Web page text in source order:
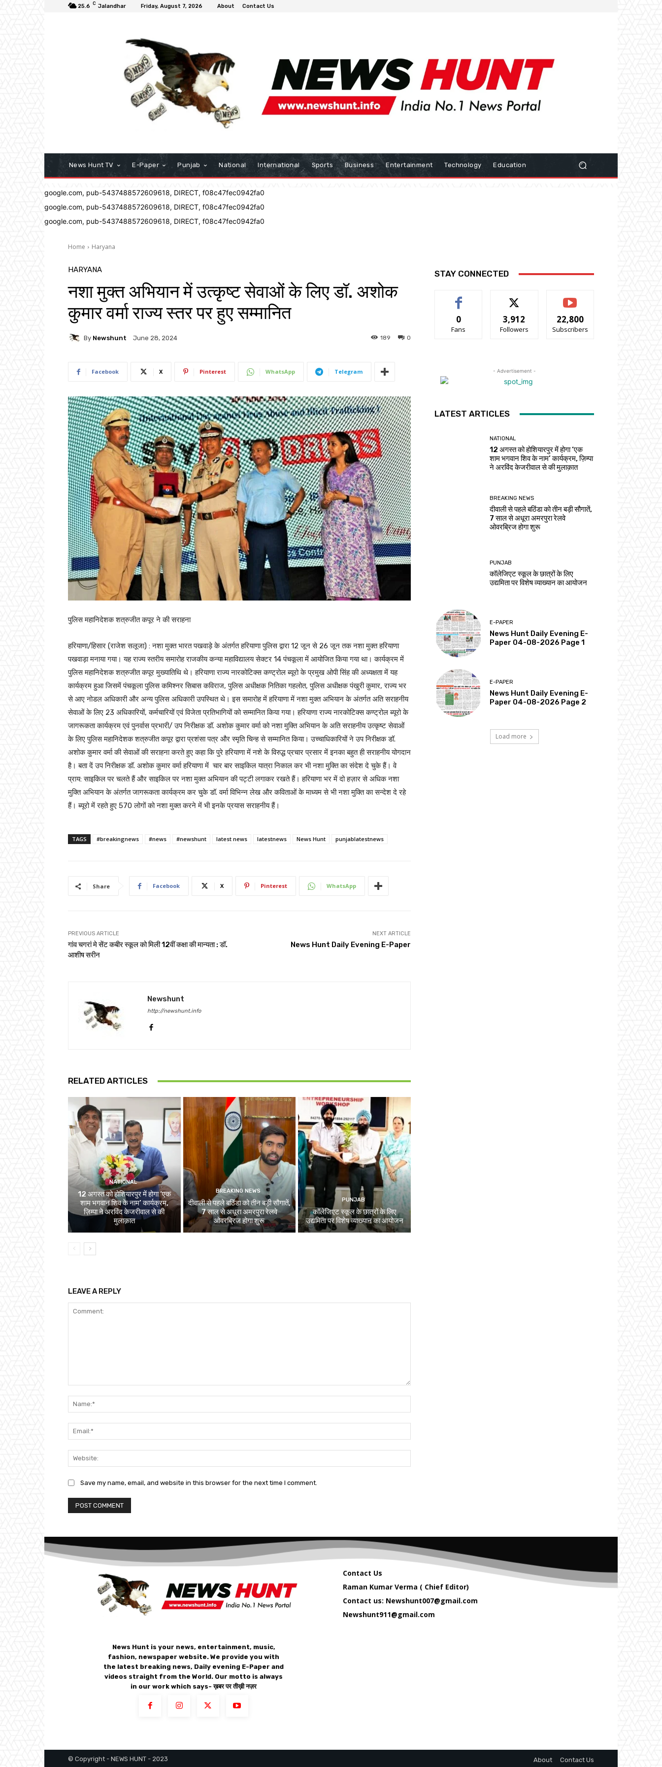
25.6 C Jalandhar Friday, August 7, 2026 About Contact Us
News Hunt TV E-Paper Punjab National International Sports Business Entertainment Technology Education
google.com, pub-5437488572609618, DIRECT, f08c47fec0942fa0
google.com, pub-5437488572609618, DIRECT, f08c47fec0942fa0
google.com, pub-5437488572609618, DIRECT, f08c47fec0942fa0
Home Haryana
HARYANA
नशा मुक्त अभियान में उत्कृष्ट सेवाओं के लिए डॉ. अशोक
कुमार वर्मा राज्य स्तर पर हुए सम्मानित
By Newshunt June 28, 2024 0
189
Facebook X Pinterest WhatsApp Telegram
पुलिस महानिदेशक शत्रुजीत कपूर ने की सराहना
हरियाणा/हिसार (राजेश सलूजा) : नशा मुक्त भारत पखवाड़े के अंतर्गत हरियाणा पुलिस द्वारा 12 जून से 26 जून तक नशा मुक्त हरियाणा
पखवाड़ा मनाया गया। यह राज्य स्तरीय समारोह राजकीय कन्या महाविद्यालय सेक्टर 14 पंचकूला में आयोजित किया गया था। कार्यक्रम में
पुलिस महानिदेशक शत्रुजीत कपूर मुख्यातिथि थे। हरियाणा राज्य नारकोटिक्स कण्ट्रोल ब्यूरो के प्रमुख ओपी सिंह की अध्यक्षता में यह
कार्यक्रम हुआ जिसमें पंचकूला पुलिस कमिश्नर सिबास कविराज, पुलिस अधीक्षक नितिका गहलोत, पुलिस अधीक्षक पंखुरी कुमार, राज्य भर
से आए नोडल अधिकारी और अन्य पुलिस अधिकारी उपस्थित थे। इस समारोह में हरियाणा में नशा मुक्त अभियान के अंतर्गत अति सराहनीय
सेवाओं के लिए 23 अधिकारियों, कर्मचारियों एवं विजेता प्रतिभागियों को सम्मानित किया गया। हरियाणा राज्य नारकोटिक्स कण्ट्रोल ब्यूरो के
जागरूकता कार्यक्रम एवं पुनर्वास प्रभारी/ उप निरीक्षक डॉ. अशोक कुमार वर्मा को नशा मुक्ति अभियान के अति सराहनीय उत्कृष्ट सेवाओं
के लिए पुलिस महानिदेशक शत्रुजीत कपूर द्वारा प्रशंसा पत्र और स्मृति चिन्ह से सम्मानित किया। उच्चाधिकारियों ने उप निरीक्षक डॉ.
अशोक कुमार वर्मा की सेवाओं की सराहना करते हुए कहा कि पुरे हरियाणा में नशे के विरुद्ध प्रचार प्रसार में इनका बहुत ही सराहनीय योगदान
है। बता दें उप निरीक्षक डॉ. अशोक कुमार वर्मा हरियाणा में चार बार साइकिल यात्रा निकाल कर भी नशा मुक्ति का संदेश दे चुके हैं। वे
प्राय: साइकिल पर चलते हैं और साइकिल पर नशा मुक्त अभियान की पट्टी लगाकर रखते हैं। हरियाणा भर में दो हज़ार से अधिक नशा
मुक्ति अभियान के अंतर्गत जागरूकता कार्यक्रम कर चुके डॉ. वर्मा विभिन्न लेख और कविताओं के माध्यम से भी नशा मुक्ति का सन्देश दे रहे
हैं। ब्यूरो में रहते हुए 570 लोगों को नशा मुक्त करने में भी इनके प्रयास सराहनीय हैं।
TAGS #breakingnews #news #newshunt latest news latestnews News Hunt punjablatestnews
Share Facebook X Pinterest WhatsApp
PREVIOUS ARTICLE
गांव चगरां मे सेंट कबीर स्कूल को मिली 12वीं कक्षा की मान्यता : डॉ.
आशीष सरीन
NEXT ARTICLE
News Hunt Daily Evening E-Paper
Newshunt
http://newshunt.info
RELATED ARTICLES
NATIONAL
12 अगस्त को होशियारपुर में होगा ‘एक
शाम भगवान शिव के नाम’ कार्यक्रम,
ज़िम्पा ने अरविंद केजरीवाल से की
मुलाक़ात
BREAKING NEWS
दीवाली से पहले बठिंडा को तीन बड़ी सौगातें,
7 साल से अधूरा अमरपुरा रेलवे
ओवरब्रिज होगा शुरू
PUNJAB
कॉलेजिएट स्कूल के छात्रों के लिए
उद्यमिता पर विशेष व्याख्यान का आयोजन
LEAVE A REPLY
Save my name, email, and website in this browser for the next time I comment.
STAY CONNECTED
0
Fans
3,912
Followers
22,800
Subscribers
- Advertisement -
LATEST ARTICLES
NATIONAL
12 अगस्त को होशियारपुर में होगा ‘एक
शाम भगवान शिव के नाम’ कार्यक्रम, ज़िम्पा
ने अरविंद केजरीवाल से की मुलाक़ात
BREAKING NEWS
दीवाली से पहले बठिंडा को तीन बड़ी सौगातें,
7 साल से अधूरा अमरपुरा रेलवे
ओवरब्रिज होगा शुरू
PUNJAB
कॉलेजिएट स्कूल के छात्रों के लिए
उद्यमिता पर विशेष व्याख्यान का आयोजन
E-PAPER
News Hunt Daily Evening E-
Paper 04-08-2026 Page 1
E-PAPER
News Hunt Daily Evening E-
Paper 04-08-2026 Page 2
Load more
News Hunt is your news, entertainment, music,
fashion, newspaper website. We provide you with
the latest breaking news, Daily evening E-Paper and
videos straight from the World. Our motto is always
in our work which says- ख़बर पर तीख़ी नज़र
Contact Us
Raman Kumar Verma ( Chief Editor)
Contact us: Newshunt007@gmail.com
Newshunt911@gmail.com
© Copyright - NEWS HUNT - 2023 About Contact Us